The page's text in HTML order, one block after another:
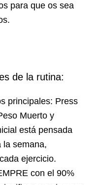
para que os sea
de la rutina:
principales: Press
Muerto y
está pensada
la semana,
ejercicio.
con el 90%